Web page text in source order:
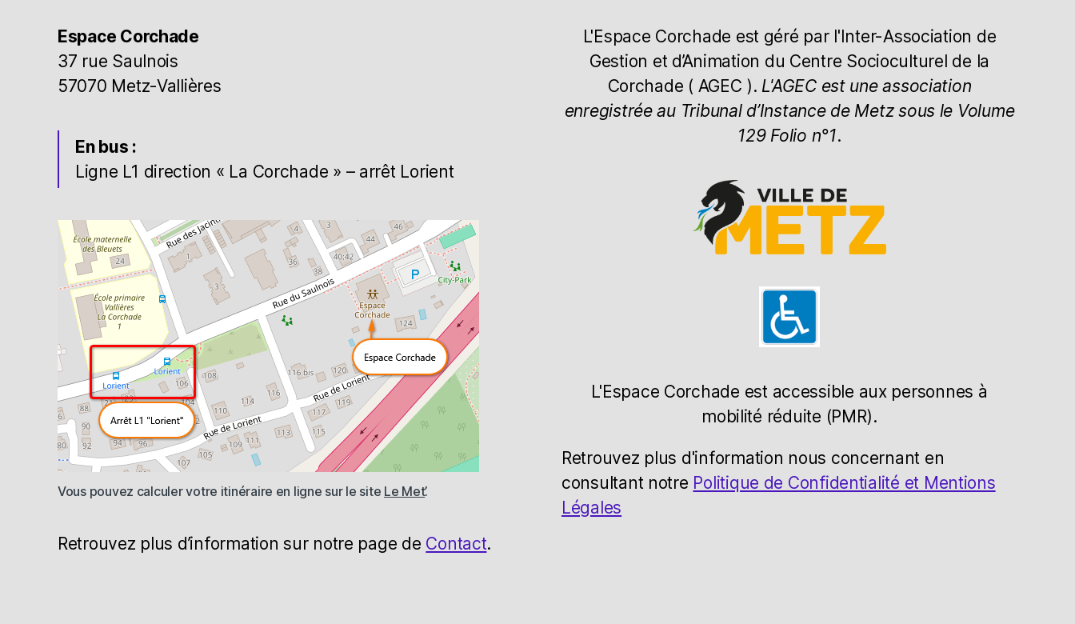
Espace Corchade
37 rue Saulnois
57070 Metz-Vallières
En bus :
Ligne L1 direction « La Corchade » – arrêt Lorient
Vous pouvez calculer votre itinéraire en ligne sur le site Le Met’.
Retrouvez plus d’information sur notre page de Contact.
L'Espace Corchade est géré par l'Inter-Association de
Gestion et d’Animation du Centre Socioculturel de la
Corchade ( AGEC ). L'AGEC est une association
enregistrée au Tribunal d’Instance de Metz sous le Volume
129 Folio n°1.
L'Espace Corchade est accessible aux personnes à
mobilité réduite (PMR).
Retrouvez plus d'information nous concernant en
consultant notre Politique de Confidentialité et Mentions
Légales